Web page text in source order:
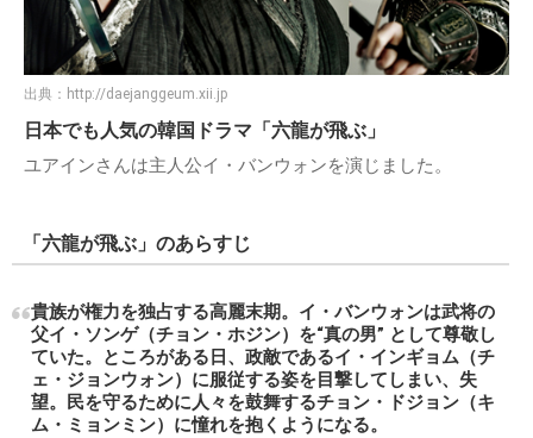
出典： http://daejanggeum.xii.jp
日本でも人気の韓国ドラマ「六龍が飛ぶ」
ユアインさんは主人公イ・バンウォンを演じました。
「六龍が飛ぶ」のあらすじ
貴族が権力を独占する高麗末期。イ・バンウォンは武将の
父イ・ソンゲ（チョン・ホジン）を“真の男” として尊敬し
ていた。ところがある日、政敵であるイ・インギョム（チ
ェ・ジョンウォン）に服従する姿を目撃してしまい、失
望。民を守るために人々を鼓舞するチョン・ドジョン（キ
ム・ミョンミン）に憧れを抱くようになる。